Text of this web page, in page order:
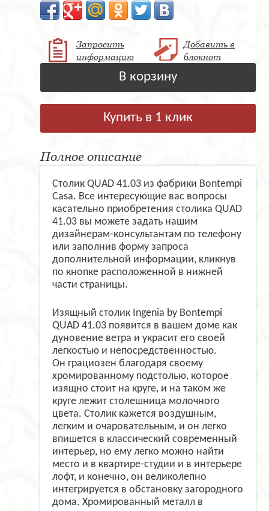
Запросить
информацию
Добавить в
блокнот
В корзину
Купить в 1 клик
Полное описание
Столик QUAD 41.03 из фабрики Bontempi
Casa. Все интересующие вас вопросы
касательно приобретения столика QUAD
41.03 вы можете задать нашим
дизайнерам-консультантам по телефону
или заполнив форму запроса
дополнительной информации, кликнув
по кнопке расположенной в нижней
части страницы.
Изящный столик Ingenia by Bontempi
QUAD 41.03 появится в вашем доме как
дуновение ветра и украсит его своей
легкостью и непосредственностью.
Он грациозен благодаря своему
хромированному подстолью, которое
изящно стоит на круге, и на таком же
круге лежит столешница молочного
цвета. Столик кажется воздушным,
легким и очаровательным, и он легко
впишется в классический современный
интерьер, но ему легко можно найти
место и в квартире-студии и в интерьере
лофт, и конечно, он великолепно
интегрируется в обстановку загородного
дома. Хромированный металл в